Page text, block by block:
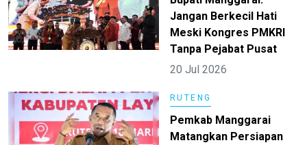
Jangan Berkecil Hati
Meski Kongres PMKRI
Tanpa Pejabat Pusat
20 Jul 2026
RUTENG
Pemkab Manggarai
Matangkan Persiapan